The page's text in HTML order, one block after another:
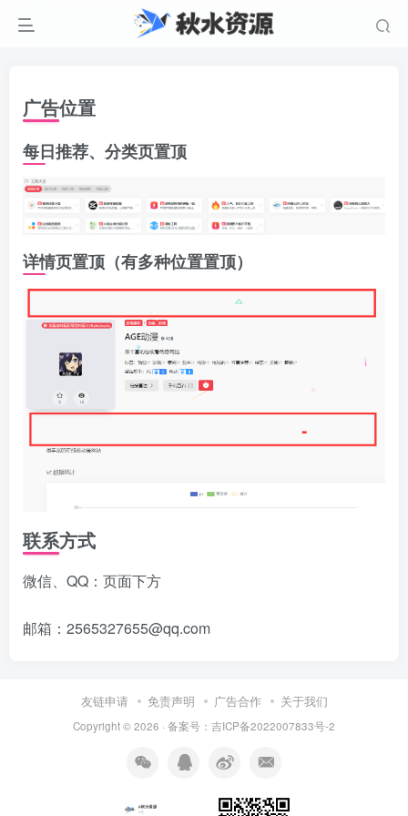
广告位置
每日推荐、分类页置顶
详情页置顶（有多种位置置顶）
联系方式
微信、QQ：页面下方
邮箱：2565327655@qq.com
友链申请 免责声明 广告合作 关于我们
Copyright © 2026 · 备案号：吉ICP备2022007833号-2